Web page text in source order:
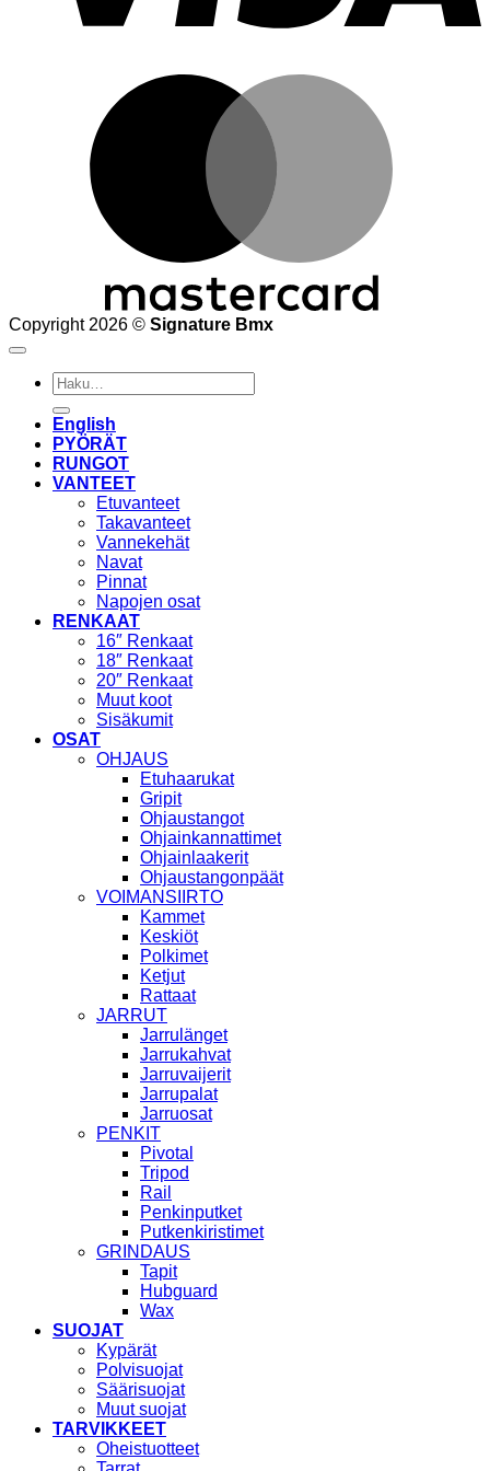
Copyright 2026 © Signature Bmx
Etsi:
English
PYÖRÄT
RUNGOT
VANTEET
Etuvanteet
Takavanteet
Vannekehät
Navat
Pinnat
Napojen osat
RENKAAT
16″ Renkaat
18″ Renkaat
20″ Renkaat
Muut koot
Sisäkumit
OSAT
OHJAUS
Etuhaarukat
Gripit
Ohjaustangot
Ohjainkannattimet
Ohjainlaakerit
Ohjaustangonpäät
VOIMANSIIRTO
Kammet
Keskiöt
Polkimet
Ketjut
Rattaat
JARRUT
Jarrulänget
Jarrukahvat
Jarruvaijerit
Jarrupalat
Jarruosat
PENKIT
Pivotal
Tripod
Rail
Penkinputket
Putkenkiristimet
GRINDAUS
Tapit
Hubguard
Wax
SUOJAT
Kypärät
Polvisuojat
Säärisuojat
Muut suojat
TARVIKKEET
Oheistuotteet